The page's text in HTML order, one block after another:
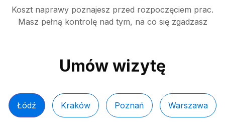
Koszt naprawy poznajesz przed rozpoczęciem prac.
Masz pełną kontrolę nad tym, na co się zgadzasz
Umów wizytę
Łódź Kraków Poznań Warszawa